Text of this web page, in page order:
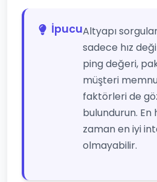
İpucuAltyapı
sadece hız
ping değeri,
müşteri
faktörleri de
bulundurun. En
zaman en iyi
olmayabilir.